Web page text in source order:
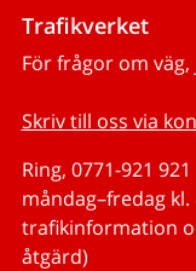
Trafikverket
För frågor om
Skriv till oss via
Ring, 0771-921 921
måndag–fredag
trafikinformation
åtgärd)